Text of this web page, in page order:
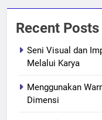
Recent Posts
Seni Visual dan
Melalui Karya
Menggunakan
Dimensi